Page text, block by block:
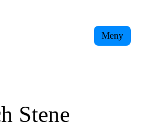
Meny
Stene